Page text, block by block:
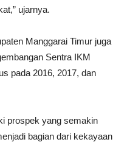
ujarnya.
Manggarai Timur juga
Sentra IKM
pada 2016, 2017, dan
prospek yang semakin
bagian dari kekayaan